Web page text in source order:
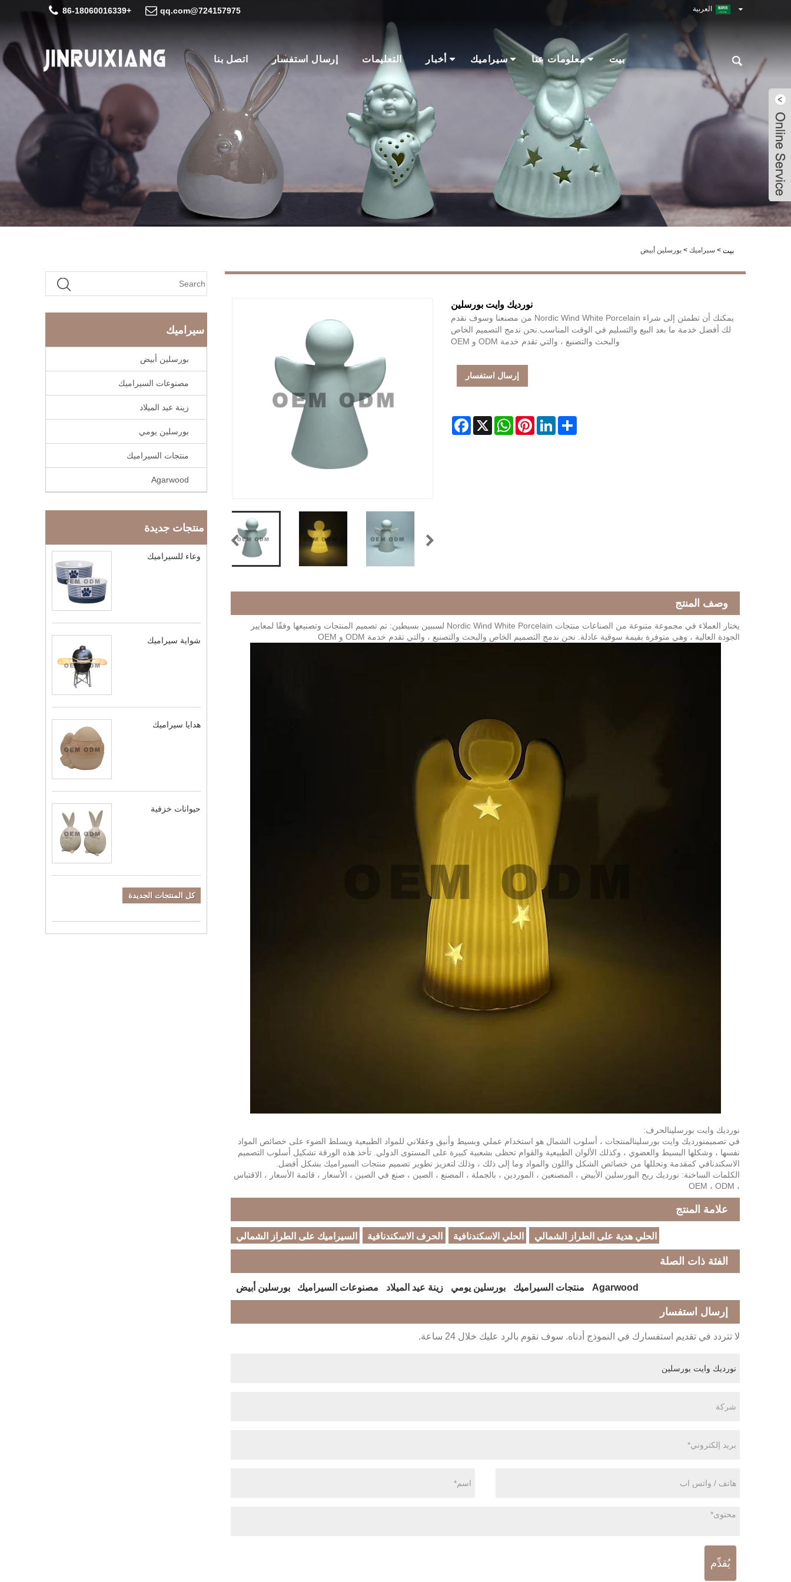
+86-18060016339 724157975@qq.com العربية
بيت معلومات عنا سيراميك أخبار التعليمات إرسال استفسار اتصل بنا
بيت > سيراميك > بورسلين أبيض
سيراميك
بورسلين أبيض
مصنوعات السيراميك
زينة عيد الميلاد
بورسلين يومي
منتجات السيراميك
Agarwood
منتجات جديدة
وعاء للسيراميك
شواية سيراميك
هدايا سيراميك
حيوانات خزفية
كل المنتجات الجديدة
نورديك وايت بورسلين
يمكنك أن تطمئن إلى شراء Nordic Wind White Porcelain من مصنعنا وسوف نقدم
لك أفضل خدمة ما بعد البيع والتسليم في الوقت المناسب.نحن ندمج التصميم الخاص
والبحث والتصنيع ، والتي تقدم خدمة ODM و OEM
إرسال استفسار
Facebook X
WhatsAppPinterestLinkedInShare
وصف المنتج
يختار العملاء في مجموعة متنوعة من الصناعات منتجات Nordic Wind White Porcelain لسببين بسيطين: تم تصميم المنتجات وتصنيعها وفقًا لمعايير
الجودة العالية ، وهي متوفرة بقيمة سوقية عادلة. نحن ندمج التصميم الخاص والبحث والتصنيع ، والتي تقدم خدمة ODM و OEM
نورديك وايت بورسلينالحرف:
في تصميمنورديك وايت بورسلينالمنتجات ، أسلوب الشمال هو استخدام عملي وبسيط وأنيق وعقلاني للمواد الطبيعية ويسلط الضوء على خصائص المواد
نفسها ، وشكلها البسيط والعضوي ، وكذلك الألوان الطبيعية والقوام تحظى بشعبية كبيرة على المستوى الدولي. تأخذ هذه الورقة تشكيل أسلوب التصميم
الاسكندنافي كمقدمة وتحللها من خصائص الشكل واللون والمواد وما إلى ذلك ، وذلك لتعزيز تطوير تصميم منتجات السيراميك بشكل أفضل.
الكلمات الساخنة: نورديك ريح البورسلين الأبيض ، المصنعين ، الموردين ، بالجملة ، المصنع ، الصين ، صنع في الصين ، الأسعار ، قائمة الأسعار ، الاقتباس
، OEM ، ODM
علامة المنتج
السيراميك على الطراز الشمالي الحرف الاسكندنافية الحلي الاسكندنافية الحلي هدية على الطراز الشمالي
الفئة ذات الصلة
بورسلين أبيض مصنوعات السيراميك زينة عيد الميلاد بورسلين يومي منتجات السيراميك Agarwood
إرسال استفسار
لا تتردد في تقديم استفسارك في النموذج أدناه. سوف نقوم بالرد عليك خلال 24 ساعة.
يُقدِّم
Robin
LiveChat